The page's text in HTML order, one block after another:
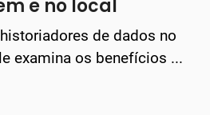
e no local
de dados no
examina os benefícios ...